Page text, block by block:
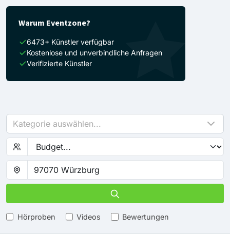
Warum Eventzone?
6473+ Künstler verfügbar
Kostenlose und unverbindliche Anfragen
Verifizierte Künstler
Kategorie auswählen...
Hörproben Videos Bewertungen